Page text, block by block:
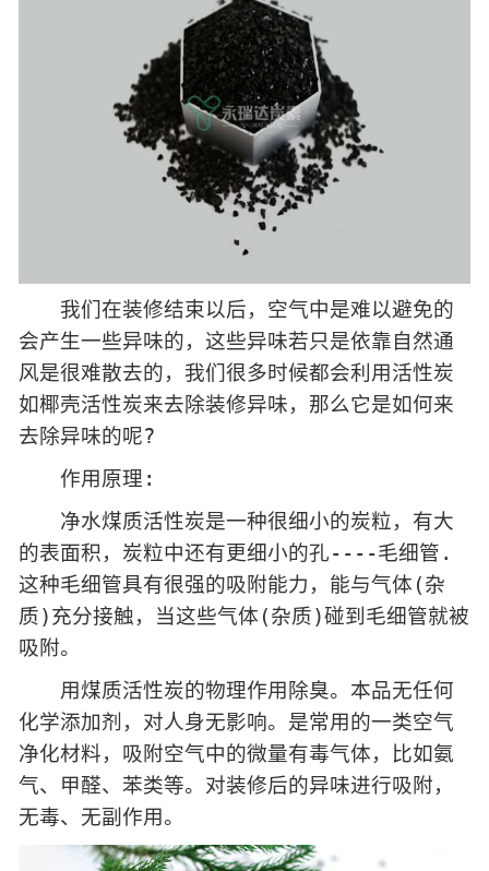
我们在装修结束以后，空气中是难以避免的
会产生一些异味的，这些异味若只是依靠自然通
风是很难散去的，我们很多时候都会利用活性炭
如椰壳活性炭来去除装修异味，那么它是如何来
去除异味的呢?
作用原理:
净水煤质活性炭是一种很细小的炭粒，有大
的表面积，炭粒中还有更细小的孔----毛细管.
这种毛细管具有很强的吸附能力，能与气体(杂
质)充分接触，当这些气体(杂质)碰到毛细管就被
吸附。
用煤质活性炭的物理作用除臭。本品无任何
化学添加剂，对人身无影响。是常用的一类空气
净化材料，吸附空气中的微量有毒气体，比如氨
气、甲醛、苯类等。对装修后的异味进行吸附，
无毒、无副作用。